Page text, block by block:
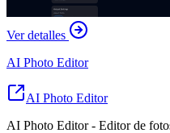
Ver detalles
AI Photo Editor
AI Photo Editor
AI Photo Editor - Editor de